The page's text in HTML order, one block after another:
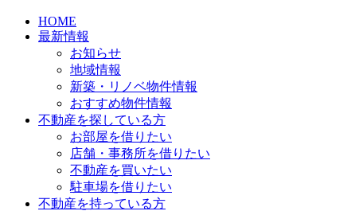
HOME
最新情報
お知らせ
地域情報
新築・リノベ物件情報
おすすめ物件情報
不動産を探している方
お部屋を借りたい
店舗・事務所を借りたい
不動産を買いたい
駐車場を借りたい
不動産を持っている方